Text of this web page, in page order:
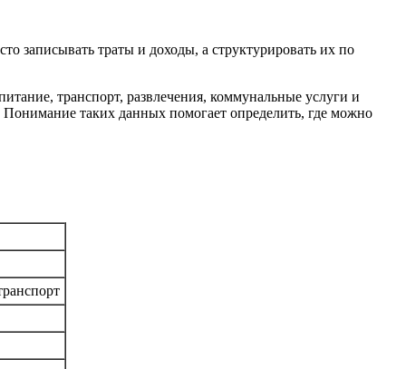
записывать траты и доходы, а структурировать их по
транспорт, развлечения, коммунальные услуги и
таких данных помогает определить, где можно